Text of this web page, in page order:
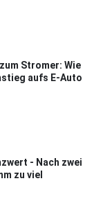
Stromer: Wie
aufs E-Auto
- Nach zwei
zu viel